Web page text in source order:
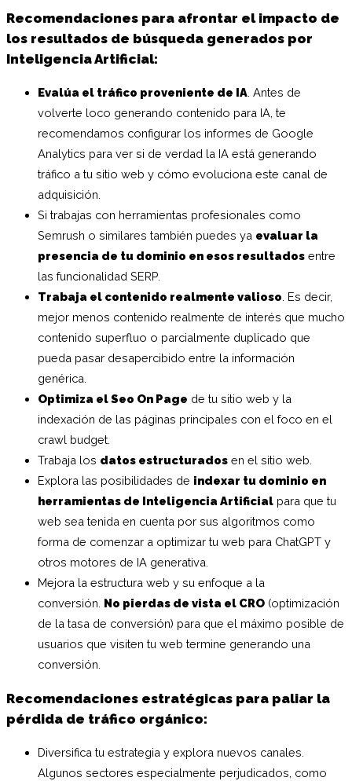
Recomendaciones para afrontar el impacto de
los resultados de búsqueda generados por
Inteligencia Artificial:
Evalúa el tráfico proveniente de IA . Antes de
volverte loco generando contenido para IA, te
recomendamos configurar los informes de Google
Analytics para ver si de verdad la IA está generando
tráfico a tu sitio web y cómo evoluciona este canal de
adquisición.
Si trabajas con herramientas profesionales como
Semrush o similares también puedes ya evaluar la
presencia de tu dominio en esos resultados entre
las funcionalidad SERP.
Trabaja el contenido realmente valioso . Es decir,
mejor menos contenido realmente de interés que mucho
contenido superfluo o parcialmente duplicado que
pueda pasar desapercibido entre la información
genérica.
Optimiza el Seo On Page de tu sitio web y la
indexación de las páginas principales con el foco en el
crawl budget.
Trabaja los datos estructurados en el sitio web.
Explora las posibilidades de indexar tu dominio en
herramientas de Inteligencia Artificial para que tu
web sea tenida en cuenta por sus algoritmos como
forma de comenzar a optimizar tu web para ChatGPT y
otros motores de IA generativa.
Mejora la estructura web y su enfoque a la
conversión. No pierdas de vista el CRO (optimización
de la tasa de conversión) para que el máximo posible de
usuarios que visiten tu web termine generando una
conversión.
Recomendaciones estratégicas para paliar la
pérdida de tráfico orgánico:
Diversifica tu estrategia y explora nuevos canales.
Algunos sectores especialmente perjudicados, como